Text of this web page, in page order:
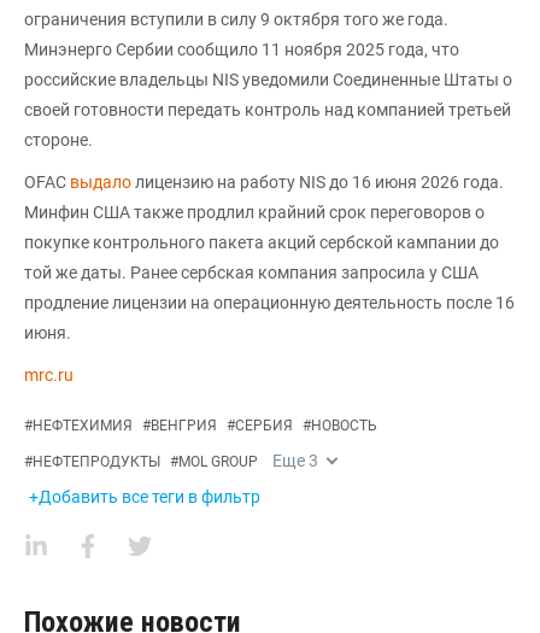
ограничения вступили в силу 9 октября того же года.
Минэнерго Сербии сообщило 11 ноября 2025 года, что
российские владельцы NIS уведомили Соединенные Штаты о
своей готовности передать контроль над компанией третьей
стороне.
OFAC выдало лицензию на работу NIS до 16 июня 2026 года.
Минфин США также продлил крайний срок переговоров о
покупке контрольного пакета акций сербской кампании до
той же даты. Ранее сербская компания запросила у США
продление лицензии на операционную деятельность после 16
июня.
mrc.ru
#НЕФТЕХИМИЯ #ВЕНГРИЯ #СЕРБИЯ #НОВОСТЬ
#НЕФТЕПРОДУКТЫ #MOL GROUP Еще3
+Добавить все теги в фильтр
Похожие новости